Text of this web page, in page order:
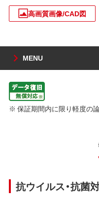
高画質画像/CAD図
MENU
※ 保証期間内に限り軽度の
抗ウイルス・抗菌